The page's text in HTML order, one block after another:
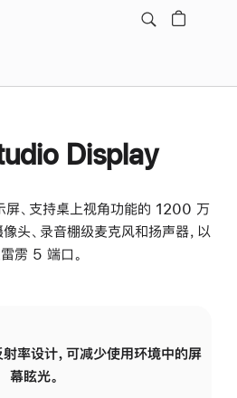
Display
、支持桌上视角功能的 1200 万
、录音棚级麦克风和扬声器，以
雳 5 端口。
率设计，可减少使用环境中的屏
幕眩光。